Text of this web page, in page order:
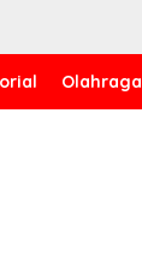
Olahraga